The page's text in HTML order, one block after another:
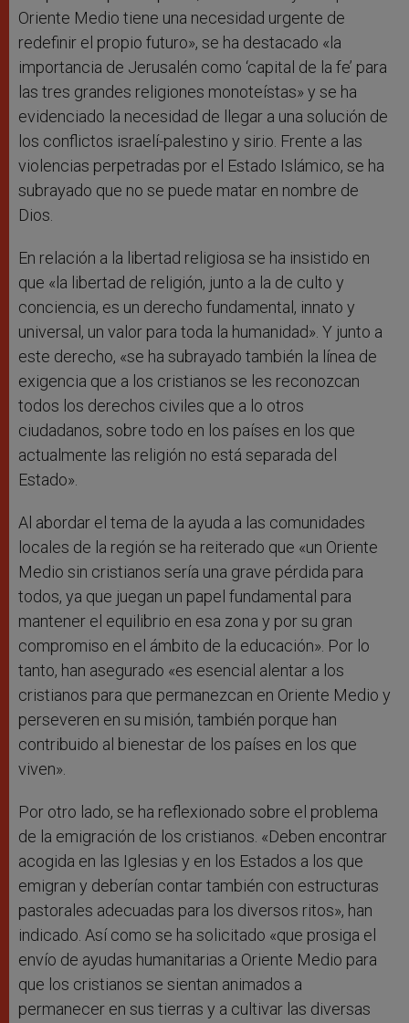
Oriente Medio tiene una necesidad urgente de
redefinir el propio futuro», se ha destacado «la
importancia de Jerusalén como ‘capital de la fe’ para
las tres grandes religiones monoteístas» y se ha
evidenciado la necesidad de llegar a una solución de
los conflictos israelí-palestino y sirio. Frente a las
violencias perpetradas por el Estado Islámico, se ha
subrayado que no se puede matar en nombre de
Dios.
En relación a la libertad religiosa se ha insistido en
que «la libertad de religión, junto a la de culto y
conciencia, es un derecho fundamental, innato y
universal, un valor para toda la humanidad». Y junto a
este derecho, «se ha subrayado también la línea de
exigencia que a los cristianos se les reconozcan
todos los derechos civiles que a lo otros
ciudadanos, sobre todo en los países en los que
actualmente las religión no está separada del
Estado».
Al abordar el tema de la ayuda a las comunidades
locales de la región se ha reiterado que «un Oriente
Medio sin cristianos sería una grave pérdida para
todos, ya que juegan un papel fundamental para
mantener el equilibrio en esa zona y por su gran
compromiso en el ámbito de la educación». Por lo
tanto, han asegurado «es esencial alentar a los
cristianos para que permanezcan en Oriente Medio y
perseveren en su misión, también porque han
contribuido al bienestar de los países en los que
viven».
Por otro lado, se ha reflexionado sobre el problema
de la emigración de los cristianos. «Deben encontrar
acogida en las Iglesias y en los Estados a los que
emigran y deberían contar también con estructuras
pastorales adecuadas para los diversos ritos», han
indicado. Así como se ha solicitado «que prosiga el
envío de ayudas humanitarias a Oriente Medio para
que los cristianos se sientan animados a
permanecer en sus tierras y a cultivar las diversas